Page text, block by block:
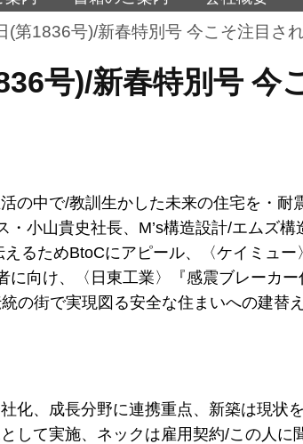
(第1836号)/新春特別号 今こそ注目さ
号)/新春特別号 今
の中で/教訓生かした未来の住宅を・耐
小山貴史社長、M’s構造設計/エムズ構
るためBtoCにアピール、〈ケイミュー
に向け、〈日東工業〉『感震ブレーカー
の街で実現図る安全な住まいへの建替
化、成長分野に連携重点、新築は現状
して実施、ネックは雇用契約/この人に